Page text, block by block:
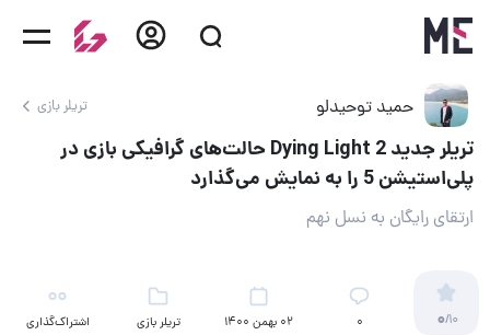
حمید توحیدلو تریلر بازی
تریلر جدید Dying Light 2 حالت‌های گرافیکی بازی در
پلی‌استیشن 5 را به نمایش می‌گذارد
ارتقای رایگان به نسل نهم
0/10 ۰ 02 بهمن 1400 تریلر بازی اشتراک‌گذاری